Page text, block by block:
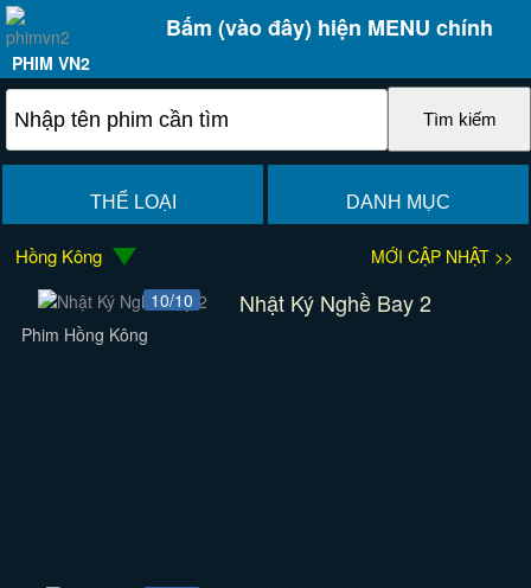
Bấm (vào đây) hiện MENU chính
PHIM VN2
THỂ LOẠI DANH MỤC
Hồng Kông
MỚI CẬP NHẬT >>
10/10
Nhật Ký Nghề Bay 2
Phim Hồng Kông